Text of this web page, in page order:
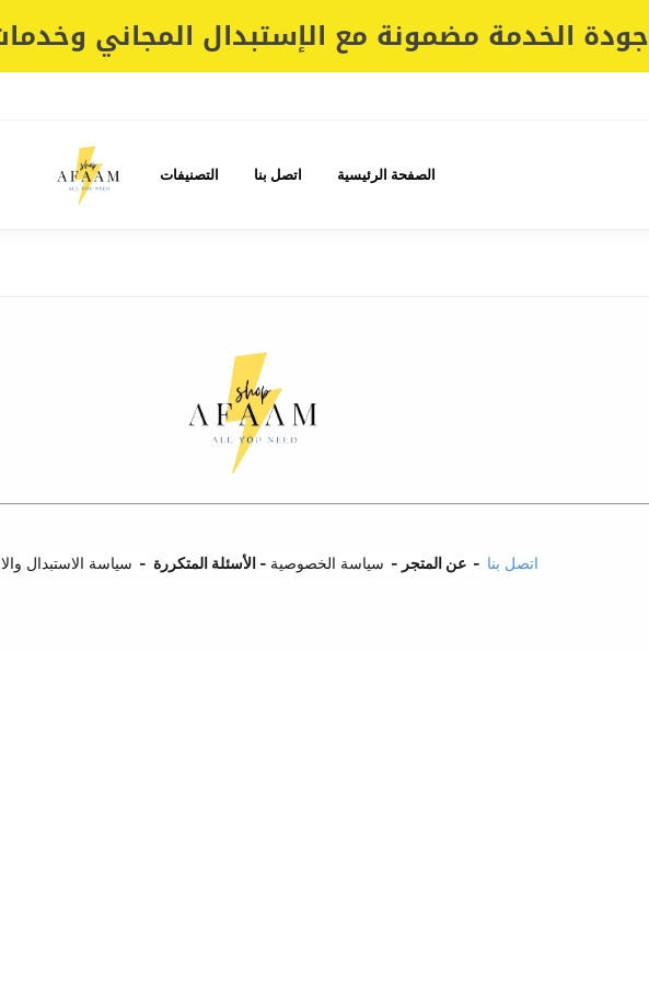
جودة الخدمة مضمونة مع الإستبدال المجاني
الصفحة الرئيسية اتصل بنا التصنيفات
اتصل بنا - عن المتجر - سياسة الخصوصية - الأسئلة المتكررة - سياسة الاستبدال